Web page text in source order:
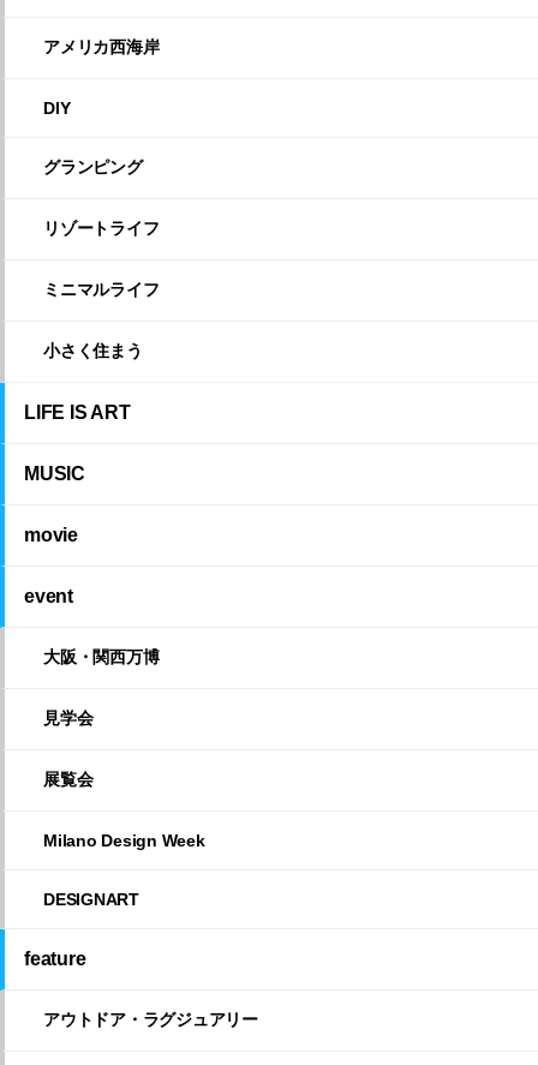
アメリカ西海岸
DIY
グランピング
リゾートライフ
ミニマルライフ
小さく住まう
LIFE IS ART
MUSIC
movie
event
大阪・関西万博
見学会
展覧会
Milano Design Week
DESIGNART
feature
アウトドア・ラグジュアリー